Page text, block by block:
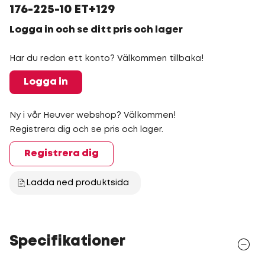
176-225-10 ET+129
Logga in och se ditt pris och lager
Har du redan ett konto? Välkommen tillbaka!
Logga in
Ny i vår Heuver webshop? Välkommen!
Registrera dig och se pris och lager.
Registrera dig
Ladda ned produktsida
Specifikationer